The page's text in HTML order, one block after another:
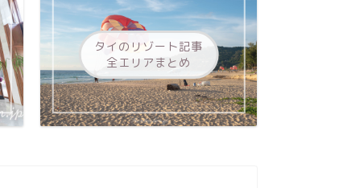
タイのリゾート記事
全エリアまとめ